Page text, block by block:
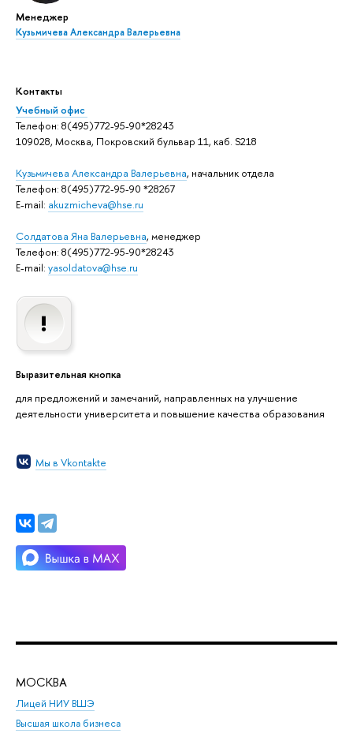
Менеджер
Кузьмичева Александра Валерьевна
Контакты
Учебный офис
Телефон: 8(495)772-95-90*28243
109028, Москва, Покровский бульвар 11, каб. S218
Кузьмичева Александра Валерьевна, начальник отдела
Телефон: 8(495)772-95-90 *28267
E-mail: akuzmicheva@hse.ru
Солдатова Яна Валерьевна, менеджер
Телефон: 8(495)772-95-90*28243
E-mail: yasoldatova@hse.ru
Выразительная кнопка
для предложений и замечаний, направленных на улучшение
деятельности университета и повышение качества образования
Мы в Vkontakte
МОСКВА
Лицей НИУ ВШЭ
Высшая школа бизнеса